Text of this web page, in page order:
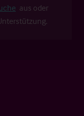
aus oder